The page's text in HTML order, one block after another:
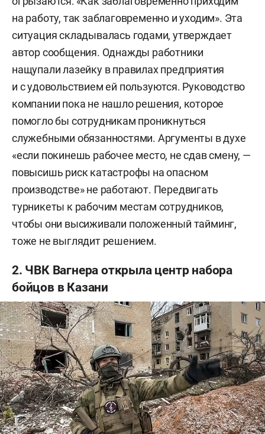
на работу, так заблаговременно и уходим». Эта
ситуация складывалась годами, утверждает
автор сообщения. Однажды работники
нащупали лазейку в правилах предприятия
и с удовольствием ей пользуются. Руководство
компании пока не нашло решения, которое
помогло бы сотрудникам проникнуться
служебными обязанностями. Аргументы в духе
«если покинешь рабочее место, не сдав смену, —
повысишь риск катастрофы на опасном
производстве» не работают. Передвигать
турникеты к рабочим местам сотрудников,
чтобы они высиживали положенный тайминг,
тоже не выглядит решением.
2. ЧВК Вагнера открыла центр набора
бойцов в Казани